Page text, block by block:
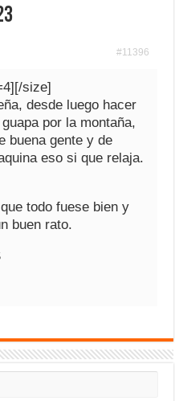
#11396
size]
desde luego hacer
por la montaña,
buena gente y de
eso si que relaja.
todo fuese bien y
buen rato.